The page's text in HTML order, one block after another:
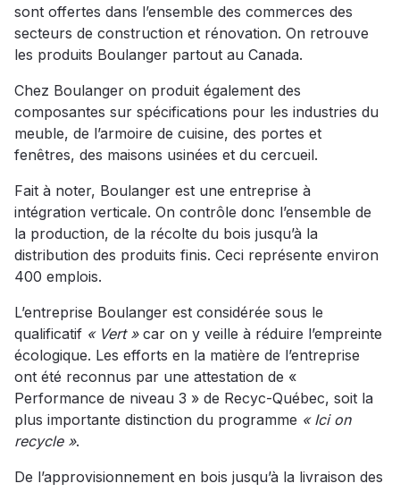
sont offertes dans l’ensemble des commerces des
secteurs de construction et rénovation. On retrouve
les produits Boulanger partout au Canada.
Chez Boulanger on produit également des
composantes sur spécifications pour les industries du
meuble, de l’armoire de cuisine, des portes et
fenêtres, des maisons usinées et du cercueil.
Fait à noter, Boulanger est une entreprise à
intégration verticale. On contrôle donc l’ensemble de
la production, de la récolte du bois jusqu’à la
distribution des produits finis. Ceci représente environ
400 emplois.
L’entreprise Boulanger est considérée sous le
qualificatif « Vert »car on y veille à réduire l’empreinte
écologique. Les efforts en la matière de l’entreprise
ont été reconnus par une attestation de «
Performance de niveau 3 » de Recyc-Québec, soit la
plus importante distinction du programme « Ici on
recycle ».
De l’approvisionnement en bois jusqu’à la livraison des